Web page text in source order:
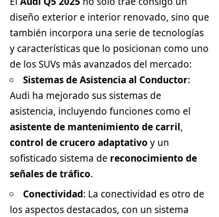
diseño exterior e interior renovado, sino que
también incorpora una serie de tecnologías
y características que lo posicionan como uno
de los SUVs más avanzados del mercado:
Sistemas de Asistencia al Conductor:
Audi ha mejorado sus sistemas de
asistencia, incluyendo funciones como el
asistente de mantenimiento de carril,
control de crucero adaptativo y un
sofisticado sistema de reconocimiento de
señales de tráfico.
Conectividad: La conectividad es otro de
los aspectos destacados, con un sistema